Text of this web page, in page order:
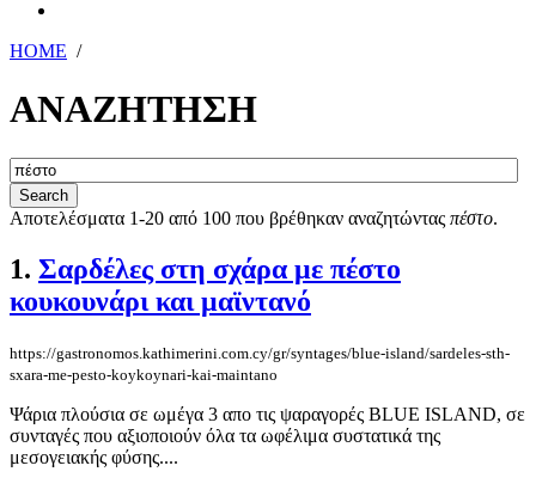
HOME /
ΑΝΑΖΗΤΗΣΗ
Αποτελέσματα 1-20 από 100 που βρέθηκαν αναζητώντας πέστο.
1. Σαρδέλες στη σχάρα με πέστο
κουκουνάρι και μαϊντανό
https://gastronomos.kathimerini.com.cy/gr/syntages/blue-island/sardeles-sth-
sxara-me-pesto-koykoynari-kai-maintano
Ψάρια πλούσια σε ωμέγα 3 απο τις ψαραγορές BLUE ISLAND, σε
συνταγές που αξιοποιούν όλα τα ωφέλιμα συστατικά της
μεσογειακής φύσης....